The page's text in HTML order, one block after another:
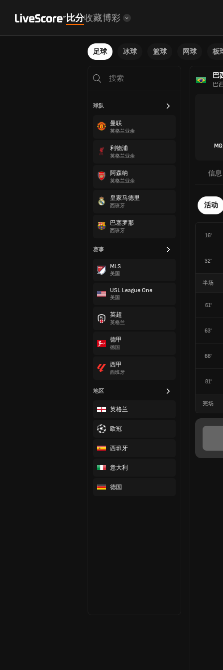
比分收藏博彩
足球 冰球 篮球 网球 板
球队
曼联
英格兰业余
利物浦
英格兰业余
阿森纳
英格兰业余
皇家马德里
西班牙
巴塞罗那
西班牙
赛事
MLS
美国
USL League One
美国
英超
英格兰
德甲
德国
西甲
西班牙
地区
英格兰
欧冠
西班牙
意大利
德国
巴
巴
信息
活动
16'
32'
半场
61'
63'
66'
81'
完场